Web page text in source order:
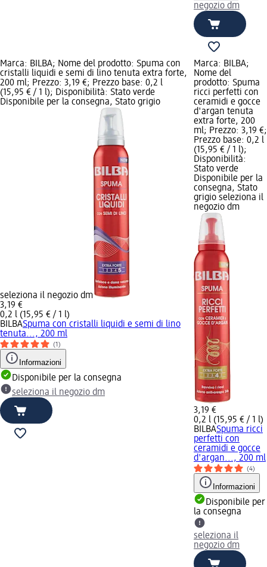
negozio dm
Marca: BILBA; Nome del prodotto: Spuma con
cristalli liquidi e semi di lino tenuta extra forte,
200 ml; Prezzo: 3,19 €; Prezzo base: 0,2 l
(15,95 € / 1 l); Disponibilità: Stato verde
Disponibile per la consegna, Stato grigio
seleziona il negozio dm
3,19 €
0,2 l (15,95 € / 1 l)
BILBASpuma con cristalli liquidi e semi di lino
tenuta..., 200 ml
(1)
Informazioni
Disponibile per la consegna
seleziona il negozio dm
Marca: BILBA;
Nome del
prodotto: Spuma
ricci perfetti con
ceramidi e gocce
d'argan tenuta
extra forte, 200
ml; Prezzo: 3,19 €;
Prezzo base: 0,2 l
(15,95 € / 1 l);
Disponibilità:
Stato verde
Disponibile per la
consegna, Stato
grigio seleziona il
negozio dm
3,19 €
0,2 l (15,95 € / 1 l)
BILBASpuma ricci
perfetti con
ceramidi e gocce
d'argan..., 200 ml
(4)
Informazioni
Disponibile per
la consegna
seleziona il
negozio dm